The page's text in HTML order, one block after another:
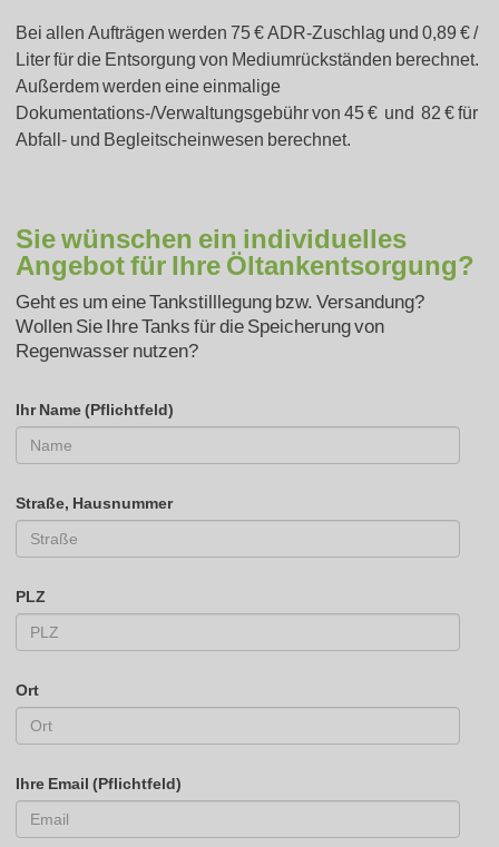
Bei allen Aufträgen werden 75 € ADR-Zuschlag und 0,89 € /
Liter für die Entsorgung von Mediumrückständen berechnet.
Außerdem werden eine einmalige
Dokumentations-/Verwaltungsgebühr von 45 € und 82 € für
Abfall- und Begleitscheinwesen berechnet.
Sie wünschen ein individuelles
Angebot für Ihre Öltankentsorgung?
Geht es um eine Tankstilllegung bzw. Versandung?
Wollen Sie Ihre Tanks für die Speicherung von
Regenwasser nutzen?
Ihr Name (Pflichtfeld)
Straße, Hausnummer
PLZ
Ort
Ihre Email (Pflichtfeld)